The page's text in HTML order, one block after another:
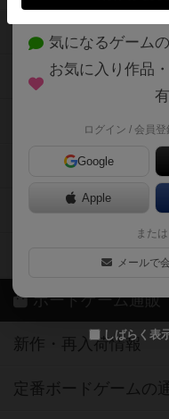
気になるゲーム
お気に入り作品
有
ログイン / 会員登
Google
Apple
または
メールで
しばらく表
ボードゲーム会情報
メカニクス特集
掲示板・トピックス
ボドとも・会員一覧
ボードゲーム業界コ
ボドゲーマご利用案
ボードゲーム通販
新作・再入荷情報
定番ボードゲームの